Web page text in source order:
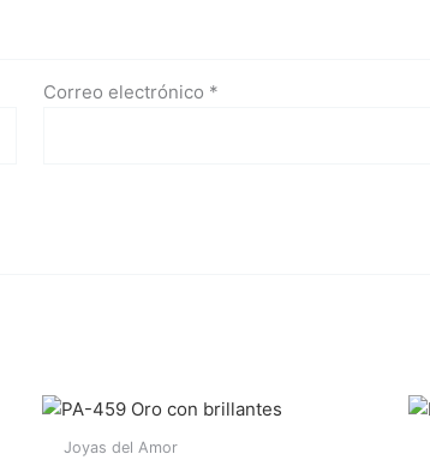
Correo electrónico *
Joyas del Amor